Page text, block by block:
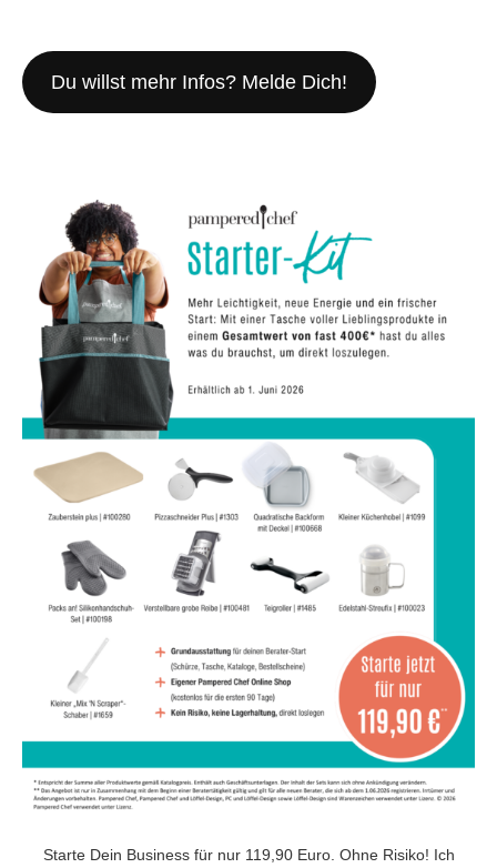
Du willst mehr Infos? Melde Dich!
Starte Dein Business für nur 119,90 Euro. Ohne Risiko! Ich